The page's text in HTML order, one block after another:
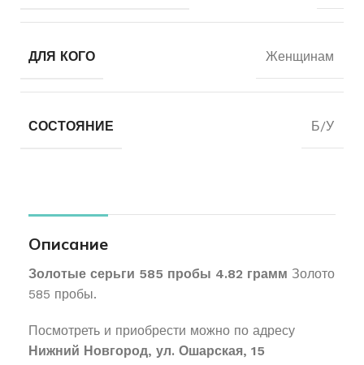
ДЛЯ КОГО Женщинам
СОСТОЯНИЕ Б/У
Описание
Золотые серьги 585 пробы 4.82 грамм Золото
585 пробы.
Посмотреть и приобрести можно по адресу
Нижний Новгород, ул. Ошарская, 15